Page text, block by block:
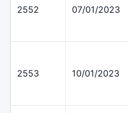
2552 07/01/2023
2553 10/01/2023